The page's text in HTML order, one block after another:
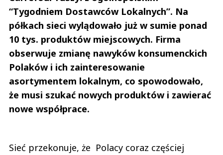
“Tygodniem Dostawców Lokalnych”. Na
półkach sieci wylądowało już w sumie ponad
10 tys. produktów miejscowych. Firma
obserwuje zmianę nawyków konsumenckich
Polaków i ich zainteresowanie
asortymentem lokalnym, co spowodowało,
że musi szukać nowych produktów i zawierać
nowe współprace.
Sieć przekonuje, że Polacy coraz częściej